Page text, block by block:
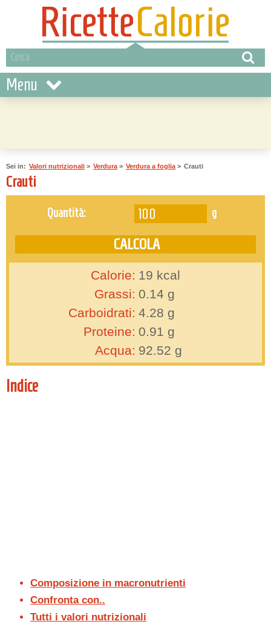
Menu
Sei in: Valori nutrizionali > Verdura > Verdura a foglia > Crauti
Crauti
Quantità: g
Calorie: 19 kcal
Grassi: 0.14 g
Carboidrati: 4.28 g
Proteine: 0.91 g
Acqua: 92.52 g
Indice
Composizione in macronutrienti
Confronta con..
Tutti i valori nutrizionali